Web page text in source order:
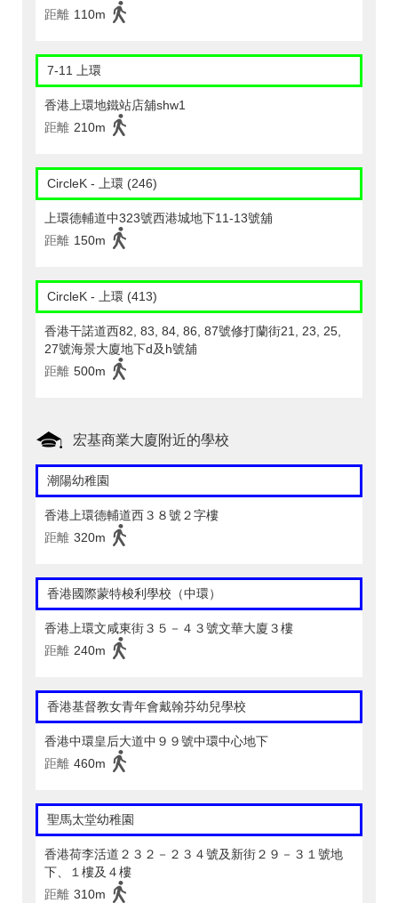
距離 110m
7-11 上環
香港上環地鐵站店舖shw1
距離 210m
CircleK - 上環 (246)
上環德輔道中323號西港城地下11-13號舖
距離 150m
CircleK - 上環 (413)
香港干諾道西82, 83, 84, 86, 87號修打蘭街21, 23, 25,
27號海景大廈地下d及h號舖
距離 500m
宏基商業大廈附近的學校
潮陽幼稚園
香港上環德輔道西３８號２字樓
距離 320m
香港國際蒙特梭利學校（中環）
香港上環文咸東街３５－４３號文華大廈３樓
距離 240m
香港基督教女青年會戴翰芬幼兒學校
香港中環皇后大道中９９號中環中心地下
距離 460m
聖馬太堂幼稚園
香港荷李活道２３２－２３４號及新街２９－３１號地
下、１樓及４樓
距離 310m